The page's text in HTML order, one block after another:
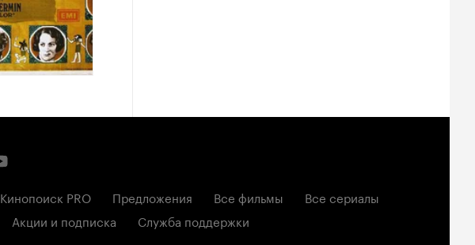
Кинопоиск PRO Предложения Все фильмы
Все сериалы
Акции и подписка Служба поддержки